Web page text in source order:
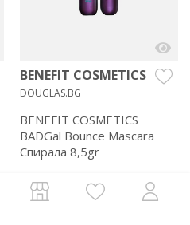
BENEFIT COSMETICS
DOUGLAS.BG
BENEFIT COSMETICS
BADGal Bounce Mascara
Спирала 8,5gr
€ 31.00
€ 26.35 51.54 лв.